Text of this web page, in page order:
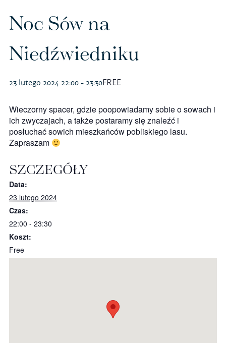
Sklep na ptak
Koszulki
Kubki
Książki
Noc Sów na
Niedźwiedniku
23 lutego 2024 22:00 - 23:30FREE
Wieczorny spacer, gdzie poopowiadamy sobie o sowach i
ich zwyczajach, a także postaramy się znaleźć i
posłuchać sowich mieszkańców pobliskiego lasu.
Zapraszam
SZCZEGÓŁY
Data:
23 lutego 2024
Czas:
22:00 - 23:30
Koszt:
Free